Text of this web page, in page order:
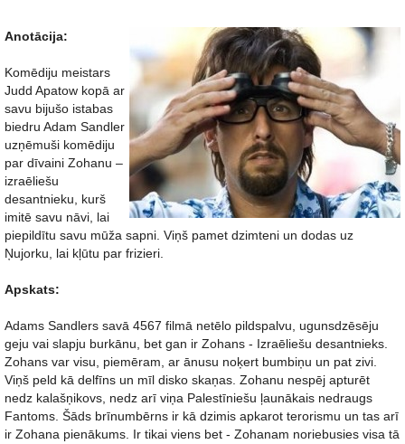
Anotācija:
Komēdiju meistars
Judd Apatow kopā ar
savu bijušo istabas
biedru Adam Sandler
uzņēmuši komēdiju
par dīvaini Zohanu –
izraēliešu
desantnieku, kurš
imitē savu nāvi, lai
piepildītu savu mūža sapni. Viņš pamet dzimteni un dodas uz
Ņujorku, lai kļūtu par frizieri.
Apskats:
Adams Sandlers savā 4567 filmā netēlo pildspalvu, ugunsdzēsēju
geju vai slapju burkānu, bet gan ir Zohans - Izraēliešu desantnieks.
Zohans var visu, piemēram, ar ānusu noķert bumbiņu un pat zivi.
Viņš peld kā delfīns un mīl disko skaņas. Zohanu nespēj apturēt
nedz kalašņikovs, nedz arī viņa Palestīniešu ļaunākais nedraugs
Fantoms. Šāds brīnumbērns ir kā dzimis apkarot terorismu un tas arī
ir Zohana pienākums. Ir tikai viens bet - Zohanam noriebusies visa tā